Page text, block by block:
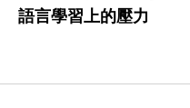
語言學習上的壓力